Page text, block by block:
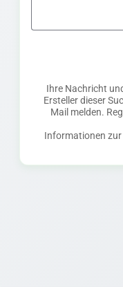
Ihre Nachricht
Ersteller dieser
Mail melden.
Informationen